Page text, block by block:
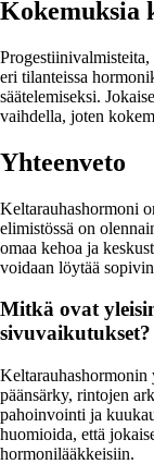
Kokemuksia
eri tilanteissa
säätelemiseksi.
vaihdella, joten
Yhteenveto
Keltarauhashormoni
elimistössä on
omaa kehoa ja
voidaan löytää
Mitkä ovat
sivuvaikutukset?
Keltarauhashormonin
päänsärky, rintojen
pahoinvointi ja
huomioida, että
hormonilääkkeisiin.